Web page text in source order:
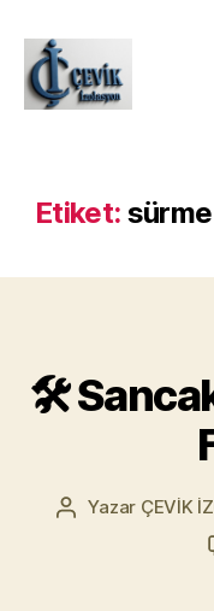
Etiket:
🛠️
Yazının
Yazar ÇEVİK